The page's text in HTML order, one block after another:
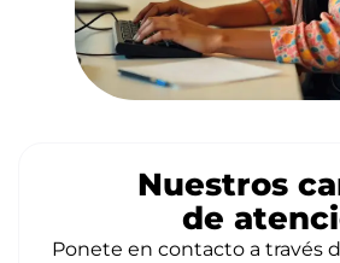
Nuestros
de
Ponete en contacto a través